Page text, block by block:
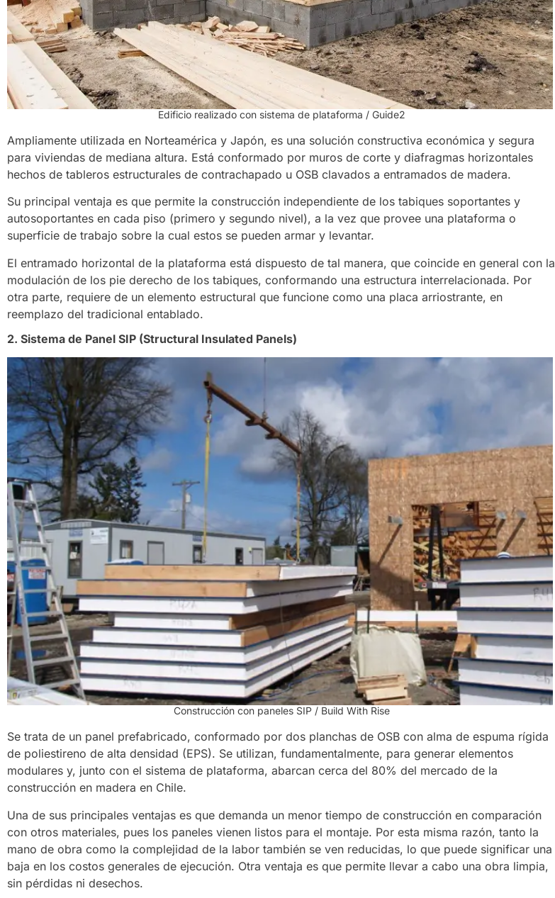
Edificio realizado con sistema de plataforma / Guide2
Ampliamente utilizada en Norteamérica y Japón, es una solución constructiva económica y segura
para viviendas de mediana altura. Está conformado por muros de corte y diafragmas horizontales
hechos de tableros estructurales de contrachapado u OSB clavados a entramados de madera.
Su principal ventaja es que permite la construcción independiente de los tabiques soportantes y
autosoportantes en cada piso (primero y segundo nivel), a la vez que provee una plataforma o
superficie de trabajo sobre la cual estos se pueden armar y levantar.
El entramado horizontal de la plataforma está dispuesto de tal manera, que coincide en general con la
modulación de los pie derecho de los tabiques, conformando una estructura interrelacionada. Por
otra parte, requiere de un elemento estructural que funcione como una placa arriostrante, en
reemplazo del tradicional entablado.
2. Sistema de Panel SIP (Structural Insulated Panels)
Construcción con paneles SIP / Build With Rise
Se trata de un panel prefabricado, conformado por dos planchas de OSB con alma de espuma rígida
de poliestireno de alta densidad (EPS). Se utilizan, fundamentalmente, para generar elementos
modulares y, junto con el sistema de plataforma, abarcan cerca del 80% del mercado de la
construcción en madera en Chile.
Una de sus principales ventajas es que demanda un menor tiempo de construcción en comparación
con otros materiales, pues los paneles vienen listos para el montaje. Por esta misma razón, tanto la
mano de obra como la complejidad de la labor también se ven reducidas, lo que puede significar una
baja en los costos generales de ejecución. Otra ventaja es que permite llevar a cabo una obra limpia,
sin pérdidas ni desechos.